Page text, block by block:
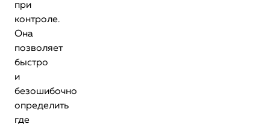
при
контроле.
Она
позволяет
быстро
и
безошибочно
определить
где